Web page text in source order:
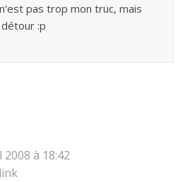
pas trop mon truc, mais
:p
2008 à 18:42